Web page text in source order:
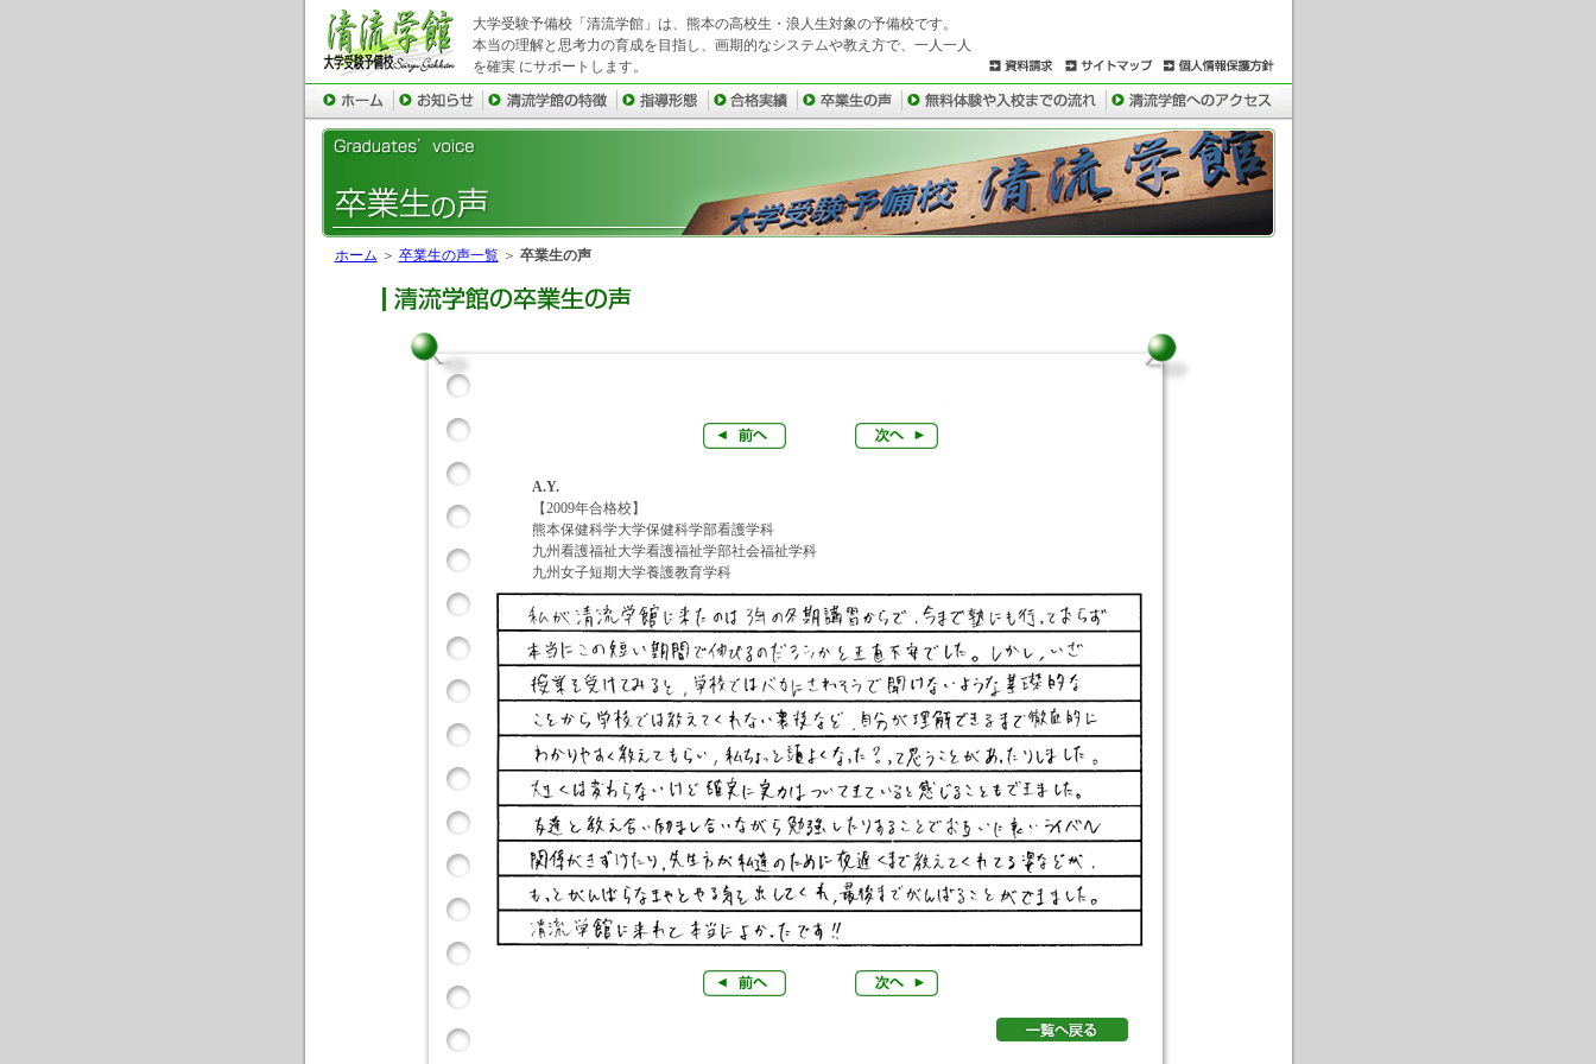
大学受験予備校「清流学館」は、熊本の高校生・浪人生対象の予備校です。
本当の理解と思考力の育成を目指し、画期的なシステムや教え方で、一人一人
を確実 にサポートします。
ホーム ＞ 卒業生の声一覧＞ 卒業生の声
A.Y.
【2009年合格校】
熊本保健科学大学保健科学部看護学科
九州看護福祉大学看護福祉学部社会福祉学科
九州女子短期大学養護教育学科